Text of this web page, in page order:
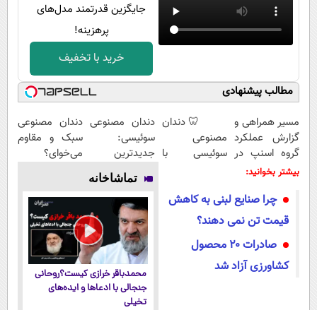
جایگزین قدرتمند مدل‌های
پرهزینه!
خرید با تخفیف
مطالب پیشنهادی
مسیر همراهی و
گزارش عملکرد
گروه اسنپ در
۱۴۰۴
🦷 دندان
مصنوعی
سوئیسی با
قسط |📍 تهران
دندان مصنوعی
سوئیسی:
جدیدترین
فناوری اروپا،
سبک و مقاوم |
پرداخت قسطی
دندان مصنوعی
سبک و مقاوم
می‌خوای؟
داریم!😍 | 📍
تهران
بیشتر بخوانید:
چرا صنایع لبنی به کاهش
قیمت تن نمی دهند؟
صادرات ۲۰ محصول
کشاورزی آزاد شد
تماشاخانه
محمدباقر خرازی کیست؟روحانی
جنجالی با ادعاها و ایده‌های
تخیلی